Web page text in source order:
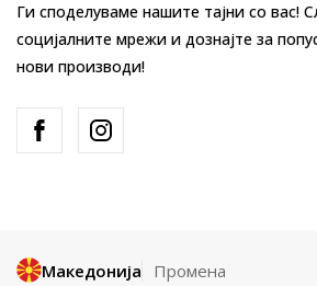
Ги споделуваме нашите тајни со вас!
социјалните мрежи и дознајте за
нови производи!
Македонија Промена